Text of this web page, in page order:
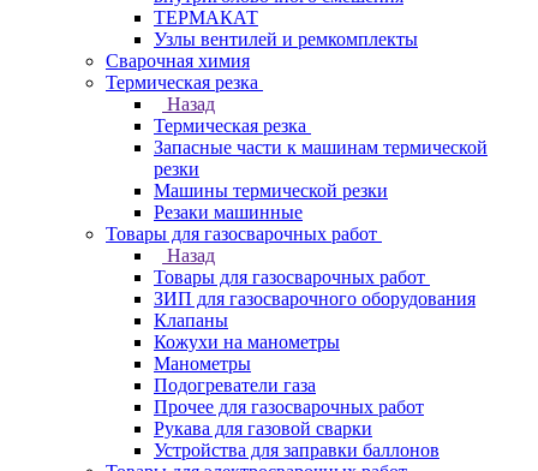
ТЕРМАКАТ
Узлы вентилей и ремкомплекты
Сварочная химия
Термическая резка
Назад
Термическая резка
Запасные части к машинам термической
резки
Машины термической резки
Резаки машинные
Товары для газосварочных работ
Назад
Товары для газосварочных работ
ЗИП для газосварочного оборудования
Клапаны
Кожухи на манометры
Манометры
Подогреватели газа
Прочее для газосварочных работ
Рукава для газовой сварки
Устройства для заправки баллонов